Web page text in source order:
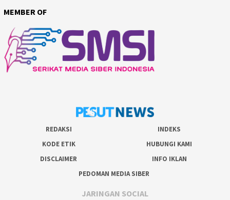
MEMBER OF
REDAKSI
INDEKS
KODE ETIK
HUBUNGI KAMI
DISCLAIMER
INFO IKLAN
PEDOMAN MEDIA SIBER
JARINGAN SOCIAL